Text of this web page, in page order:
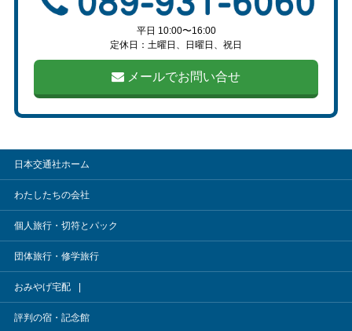
平日 10:00〜16:00
定休日：土曜日、日曜日、祝日
メールでお問い合せ
日本交通社ホーム
わたしたちの会社
個人旅行・切符とパック
団体旅行・修学旅行
おみやげ宅配
評判の宿・記念館